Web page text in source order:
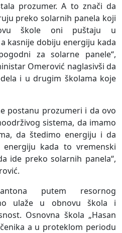
prozumer. A to znači da
preko solarnih panela koji
škole oni puštaju u
kasnije dobiju energiju kada
za solarne panele“,
Omerović naglasivši da
i u drugim školama koje
postanu prozumeri i da ovo
sistema, da imamo
da štedimo energiju i da
kada to vremenski
ide preko solarnih panela“,
putem resornog
ulaže u obnovu škola i
Osnovna škola „Hasan
a u proteklom periodu